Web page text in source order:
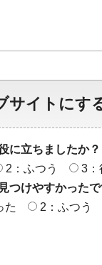
サイトにす
に立ちましたか？
2：ふつう
3：
つけやすかったで
た
2：ふつう